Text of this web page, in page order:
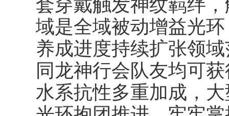
域是全域被动增益光
养成进度持续扩张领
同龙神行会队友均可
水系抗性多重加成，